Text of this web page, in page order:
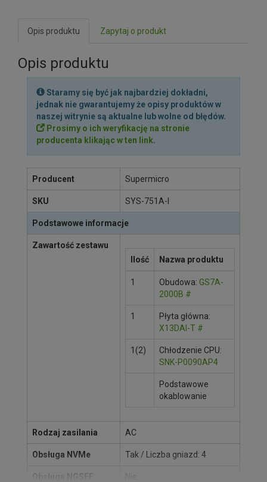
Opis produktu Zapytaj o produkt
Opis produktu
Staramy się być jak najbardziej dokładni,
jednak nie gwarantujemy że opisy produktów w
naszej witrynie są aktualne lub wolne od błędów.
Prosimy o ich weryfikację na stronie
producenta klikając w ten link.
Producent Supermicro
SKU SYS-751A-I
Podstawowe informacje
Zawartość zestawu
Ilość
Nazwa produktu
1 Obudowa: GS7A-
2000B #
1
Płyta główna:
X13DAI-T #
1(2)
Chłodzenie CPU:
SNK-P0090AP4
Podstawowe
okablowanie
Rodzaj zasilania AC
Obsługa NVMe Tak / Liczba gniazd: 4
Obsługa NGSFF